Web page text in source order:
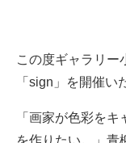
この度ギャラリー
「sign」を開催い
「画家が色彩を
を作りたい。」青